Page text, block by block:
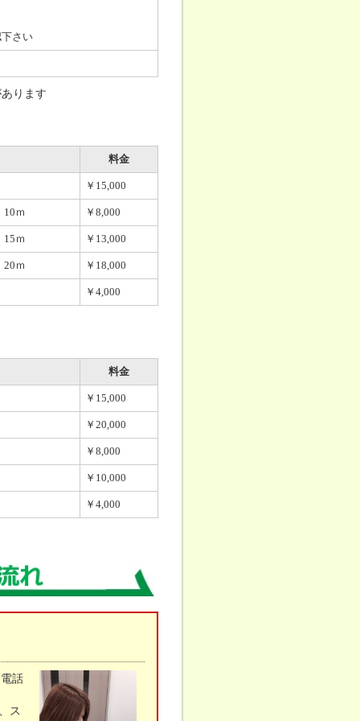
さい
ります
料金
￥15,000
10ｍ ￥8,000
15ｍ ￥13,000
20ｍ ￥18,000
￥4,000
料金
￥15,000
￥20,000
￥8,000
￥10,000
￥4,000
話
ス